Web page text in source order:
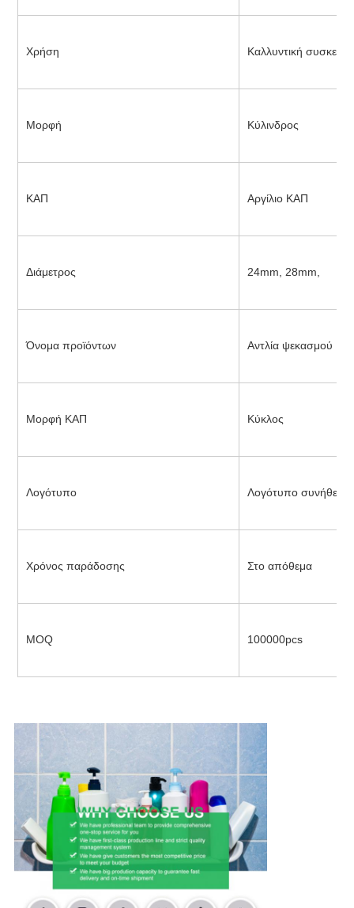
Χρήση Καλλυντική
Μορφή Κύλινδρος
ΚΑΠ Αργίλιο ΚΑΠ
Διάμετρος 24mm, 28mm,
Όνομα προϊόντων Αντλία ψεκασμού
Μορφή ΚΑΠ Κύκλος
Λογότυπο Λογότυπο συνήθειας
Χρόνος παράδοσης Στο απόθεμα
MOQ 100000pcs